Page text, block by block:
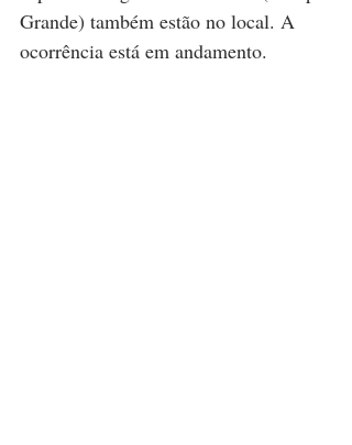
Grande) também estão no local. A
ocorrência está em andamento.